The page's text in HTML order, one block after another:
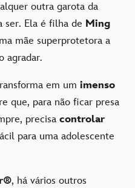
outra garota da
ser. Ela é filha de Ming
mãe superprotetora a
agradar.
em um imenso
que, para não ficar presa
precisa controlar
para uma adolescente
®, há vários outros